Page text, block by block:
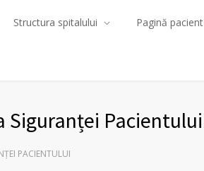
Structura spitalului Pagină pacient
Siguranței Pacientului
PACIENTULUI